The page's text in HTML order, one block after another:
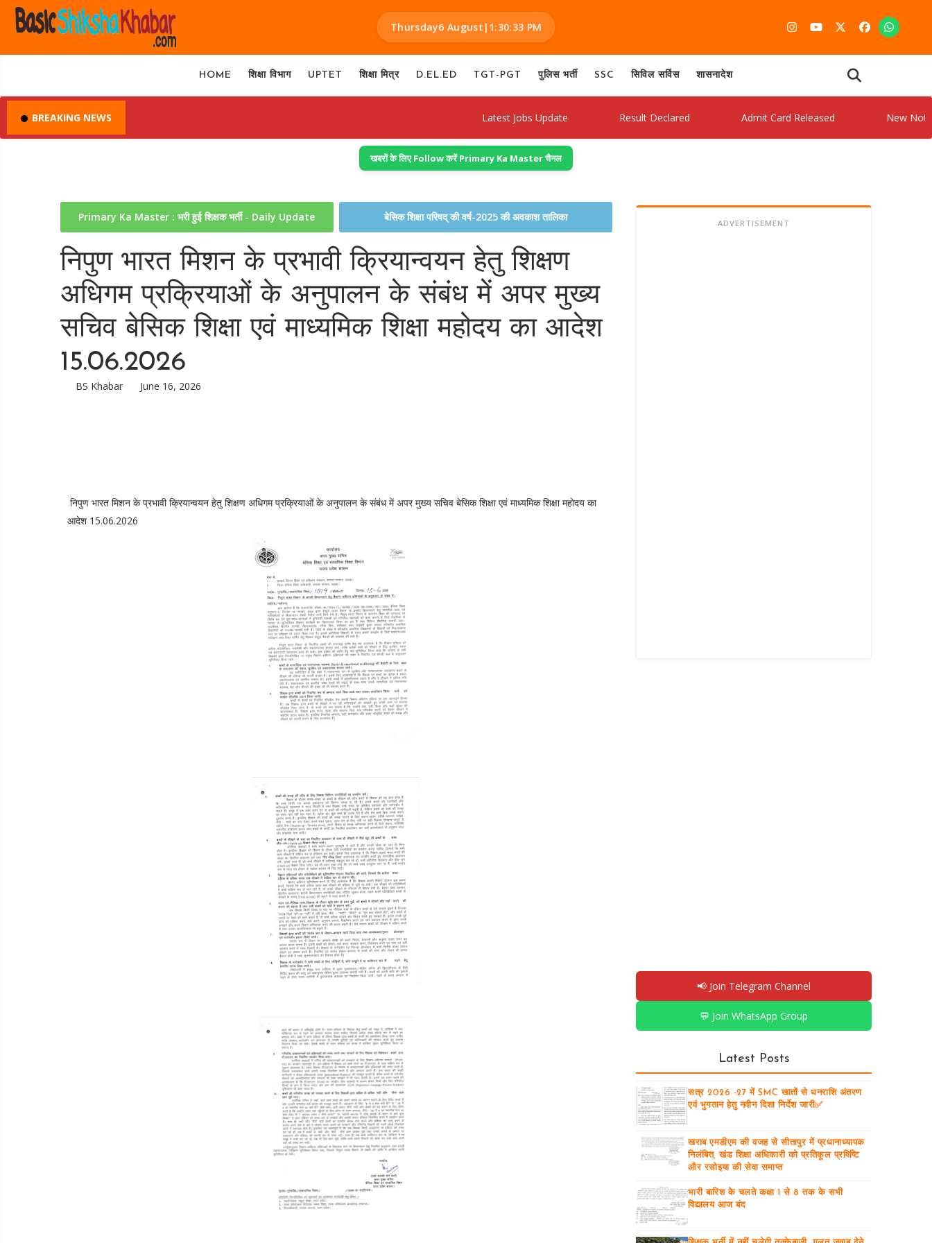
Thursday6 August | 1:30:34 PM
HOME शिक्षा विभाग UPTET शिक्षा मित्र D.EL.ED TGT-PGT पुलिस भर्ती SSC सिविल सर्विस शासनादेश
BREAKING NEWS Latest Jobs Update Result Declared Admit Card Released New Notification
खबरों के लिए Follow करें Primary Ka Master चैनल
Primary Ka Master : भरी हुई शिक्षक भर्ती - Daily Update बेसिक शिक्षा परिषद् की वर्ष-2025 की अवकाश तालिका
निपुण भारत मिशन के प्रभावी क्रियान्वयन हेतु शिक्षण
अधिगम प्रक्रियाओं के अनुपालन के संबंध में अपर मुख्य
सचिव बेसिक शिक्षा एवं माध्यमिक शिक्षा महोदय का आदेश
15.06.2026
BS Khabar June 16, 2026
निपुण भारत मिशन के प्रभावी क्रियान्वयन हेतु शिक्षण अधिगम प्रक्रियाओं के अनुपालन के संबंध में अपर मुख्य सचिव बेसिक शिक्षा एवं माध्यमिक शिक्षा महोदय का
आदेश 15.06.2026
ADVERTISEMENT
📢 Join Telegram Channel
💬 Join WhatsApp Group
Latest Posts
सत्र 2026 -27 में SMC खातों से धनराशि अंतरण
एवं भुगतान हेतु नवीन दिशा निर्देश जारी✅
खराब एमडीएम की वजह से सीतापुर में प्रधानाध्यापक
निलंबित, खंड शिक्षा अधिकारी को प्रतिकूल प्रविष्टि
और रसोइया की सेवा समाप्त
भारी बारिश के चलते कक्षा 1 से 8 तक के सभी
विद्यालय आज बंद